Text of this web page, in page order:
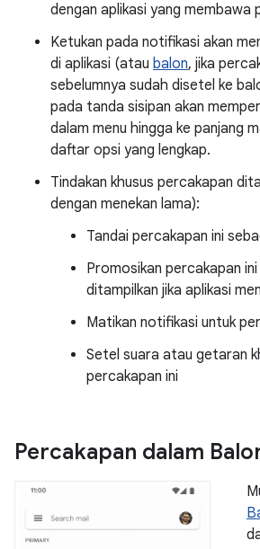
dengan aplikasi yang membawa
Ketukan pada notifikasi akan
di aplikasi (atau balon, jika
sebelumnya sudah disetel ke
pada tanda sisipan akan
dalam menu hingga ke panjang
daftar opsi yang lengkap.
Tindakan khusus percakapan
dengan menekan lama):
Tandai percakapan ini
Promosikan percakapan
ditampilkan jika aplikasi
Matikan notifikasi untuk
Setel suara atau getaran
percakapan ini
Percakapan dalam